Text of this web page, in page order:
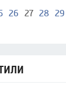
26 27 28 29